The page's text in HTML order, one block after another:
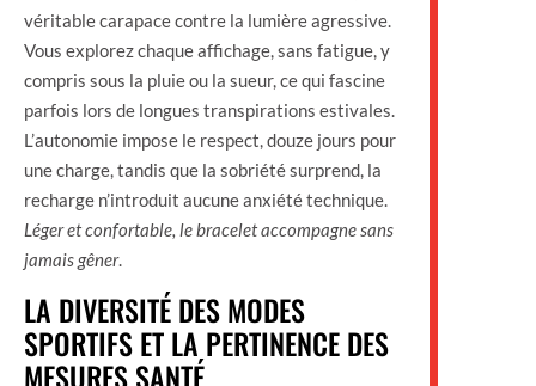
véritable carapace contre la lumière agressive.
Vous explorez chaque affichage, sans fatigue, y
compris sous la pluie ou la sueur, ce qui fascine
parfois lors de longues transpirations estivales.
L’autonomie impose le respect, douze jours pour
une charge, tandis que la sobriété surprend, la
recharge n’introduit aucune anxiété technique.
Léger et confortable, le bracelet accompagne sans
jamais gêner.
LA DIVERSITÉ DES MODES
SPORTIFS ET LA PERTINENCE DES
MESURES SANTÉ